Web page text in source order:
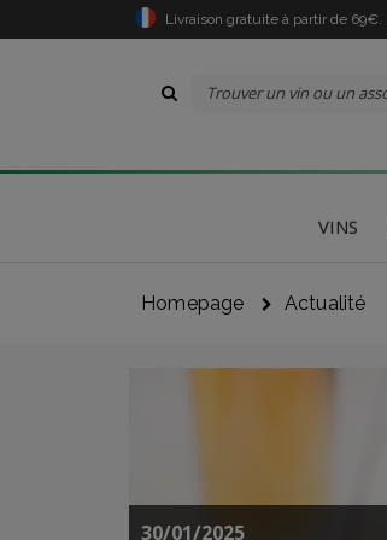
Livraison gratuite à partir de 69€.
VINS
Homepage Actualité
30/01/2025